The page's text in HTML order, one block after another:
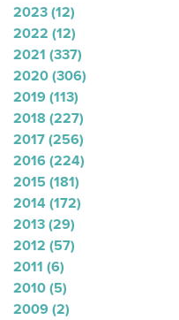
2023(12)
2022 (12)
2021 (337)
2020(306)
2019 (113)
2018 (227)
2017(256)
2016(224)
2015 (181)
2014(172)
2013(29)
2012 (57)
2011 (6)
2010(5)
2009 (2)